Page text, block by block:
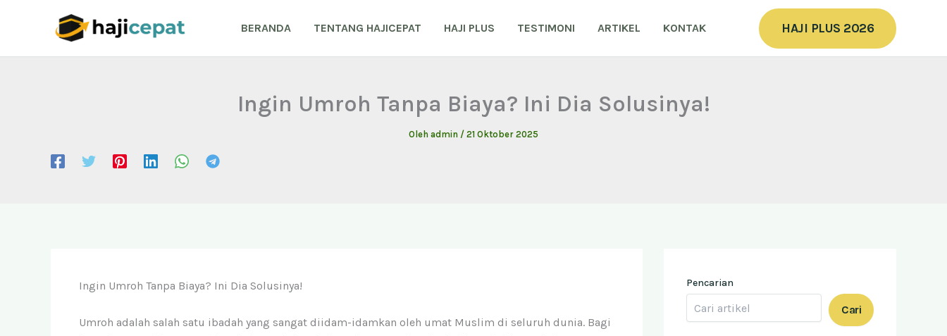
BERANDA TENTANG HAJICEPAT HAJI PLUS TESTIMONI ARTIKEL KONTAK HAJI PLUS 2026
Ingin Umroh Tanpa Biaya? Ini Dia Solusinya!
Oleh admin / 21 Oktober 2025
Ingin Umroh Tanpa Biaya? Ini Dia Solusinya!
Umroh adalah salah satu ibadah yang sangat diidam-idamkan oleh umat Muslim di seluruh dunia. Bagi
Pencarian
Cari